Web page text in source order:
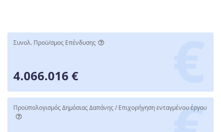
Συνολ. Προϋ/σμος Επένδυσης
4.066.016 €
Προϋπολογισμός Δημόσιας Δαπάνης / Επιχορήγηση ενταγμένου έργου